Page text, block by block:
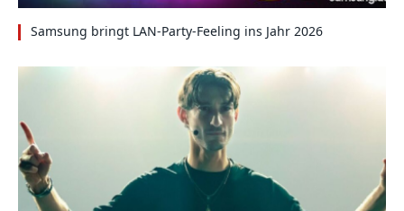
Samsung bringt LAN-Party-Feeling ins Jahr 2026